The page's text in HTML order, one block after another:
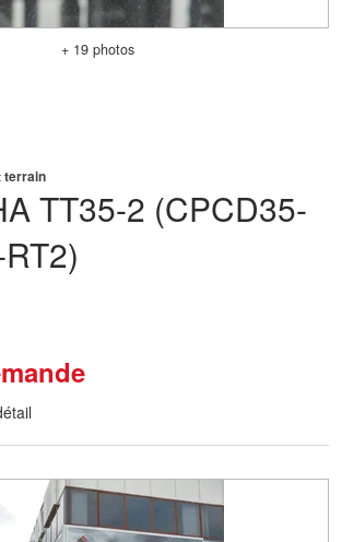
+ 19 photos
TT35-2 (CPCD35-
terrain